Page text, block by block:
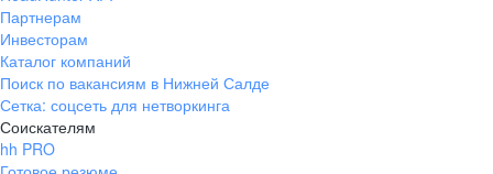
Партнерам
Инвесторам
Каталог компаний
Поиск по вакансиям в Нижней Салде
Сетка: соцсеть для нетворкинга
Соискателям
hh PRO